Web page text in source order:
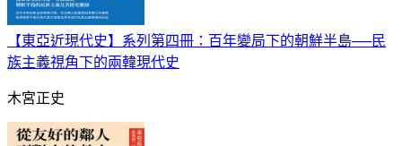
【東亞近現代史】系列第四冊：百年變局下的朝鮮半島──民
族主義視角下的兩韓現代史
木宮正史